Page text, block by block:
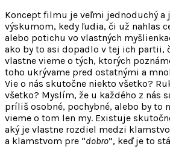
Koncept filmu je veľmi jednoduchý a
výskumom, kedy ľudia, či už nahlas
alebo potichu vo vlastných
ako by to asi dopadlo v tej ich partii,
vlastne vieme o tých, ktorých
toho ukrývame pred ostatnými a
Vie o nás skutočne niekto všetko?
všetko? Myslím, že u každého z nás
príliš osobné, pochybné, alebo by to
vieme o tom len my. Existuje
aký je vlastne rozdiel medzi
a klamstvom pre “dobro”, keď je to